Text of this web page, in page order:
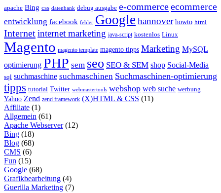
apache Bing css datenbank debug ausgabe e-commerceecommerce
entwicklung facebook fehler Google hannover howto html
Internetinternet marketing java-script kostenlos Linux
Magento magento template magento tipps Marketing MySQL
optimierung PHP sem seo SEO & SEM shop Social-Media
sql suchmaschine suchmaschinen Suchmaschinen-optimierung
tipps tutorial Twitter webmastertools webshop web suche werbung
Yahoo Zend zend framework (X)HTML & CSS (11)
Affiliate (1)
Allgemein (61)
Apache Webserver(12)
Bing (18)
Blog (68)
CMS (6)
Fun (15)
Google (68)
Grafikbearbeitung (4)
Guerilla Marketing (7)